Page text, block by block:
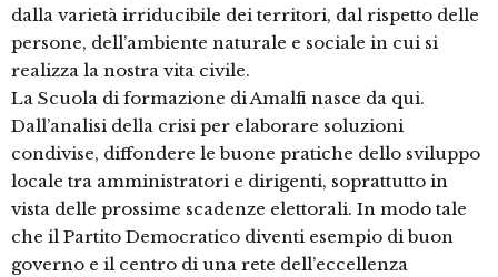
dalla varietà irriducibile dei territori, dal rispetto delle
persone, dell’ambiente naturale e sociale in cui si
realizza la nostra vita civile.
La Scuola di formazione di Amalfi nasce da qui.
Dall’analisi della crisi per elaborare soluzioni
condivise, diffondere le buone pratiche dello sviluppo
locale tra amministratori e dirigenti, soprattutto in
vista delle prossime scadenze elettorali. In modo tale
che il Partito Democratico diventi esempio di buon
governo e il centro di una rete dell’eccellenza